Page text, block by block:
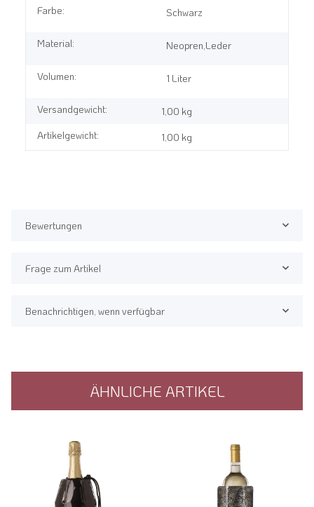
Farbe: Schwarz
Material: Neopren,Leder
Volumen: 1 Liter
Versandgewicht:
1,00 kg
Artikelgewicht:
1,00 kg
Bewertungen
Frage zum Artikel
Benachrichtigen, wenn verfügbar
ÄHNLICHE ARTIKEL